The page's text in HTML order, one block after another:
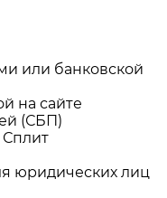
или банковской
на сайте
(СБП)
Сплит
юридических лиц